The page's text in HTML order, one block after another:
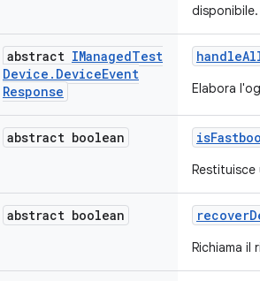
disponibile.
abstract IManagedTest
Device . DeviceEvent
Response
handle
Elabora
abstract boolean is
abstract boolean recover
Richiama il